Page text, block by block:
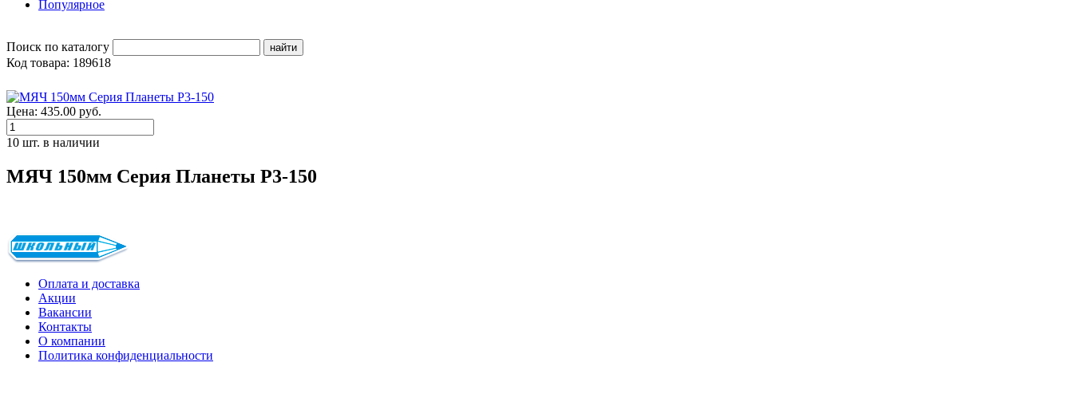
Популярное
Поиск по каталогу
Код товара: 189618
Цена: 435.00 руб.
10 шт. в наличии
МЯЧ 150мм Серия Планеты Р3-150
Оплата и доставка
Акции
Вакансии
Контакты
О компании
Политика конфиденциальности